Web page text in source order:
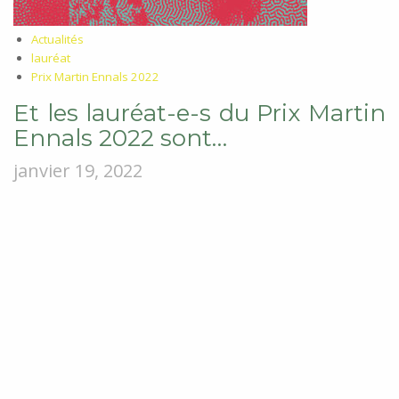
Actualités
lauréat
Prix Martin Ennals 2022
Et les lauréat-e-s du Prix Martin
Ennals 2022 sont…
janvier 19, 2022